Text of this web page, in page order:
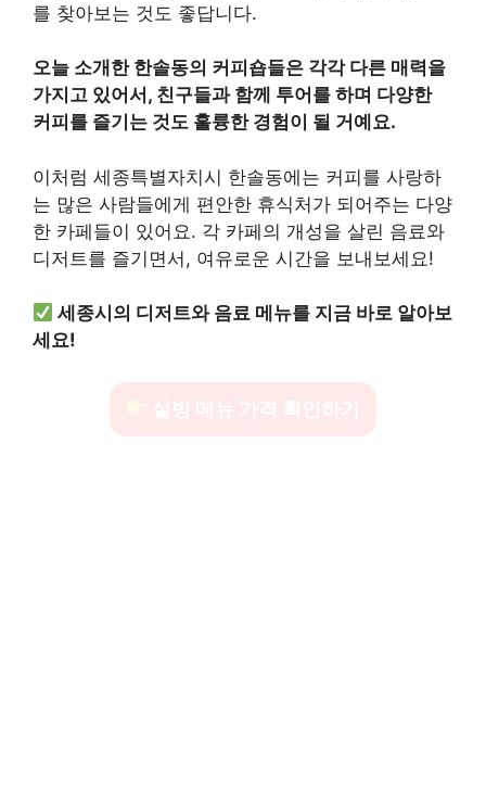
를 찾아보는 것도 좋답니다.
오늘 소개한 한솔동의 커피숍들은 각각 다른 매력을
가지고 있어서, 친구들과 함께 투어를 하며 다양한
커피를 즐기는 것도 훌륭한 경험이 될 거예요.
이처럼 세종특별자치시 한솔동에는 커피를 사랑하
는 많은 사람들에게 편안한 휴식처가 되어주는 다양
한 카페들이 있어요. 각 카페의 개성을 살린 음료와
디저트를 즐기면서, 여유로운 시간을 보내보세요!
세종시의 디저트와 음료 메뉴를 지금 바로 알아보
세요!